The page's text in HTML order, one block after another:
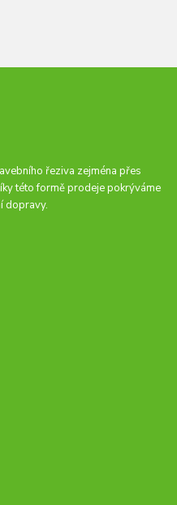
řeziva zejména přes
této formě prodeje pokrýváme
dopravy.